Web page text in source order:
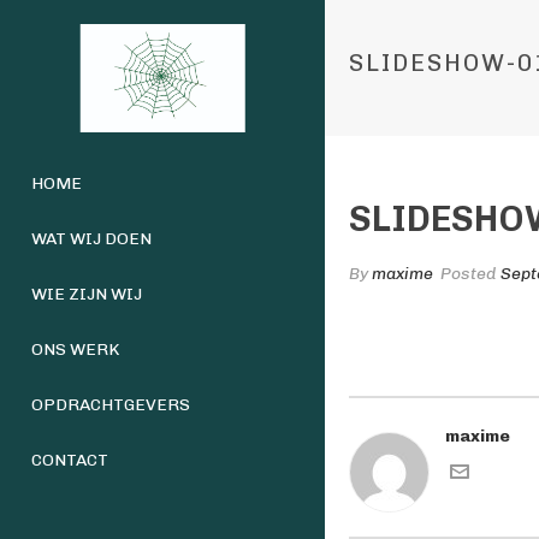
HOME
WAT WIJ DOEN
WIE ZIJN WIJ
ONS WERK
OPDRACHTGEVERS
CONTACT
SLIDESHOW-
Bymaxime Posted
maxime